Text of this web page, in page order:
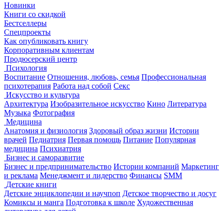
Новинки
Книги со скидкой
Бестселлеры
Спецпроекты
Как опубликовать книгу
Корпоративным клиентам
Продюсерский центр
Психология
Воспитание Отношения, любовь, семья Профессиональная
психотерапия Работа над собой Секс
Искусство и культура
Архитектура Изобразительное искусство Кино Литература
Музыка Фотография
Медицина
Анатомия и физиология Здоровый образ жизни Истории
врачей Педиатрия Первая помощь Питание Популярная
медицина Психиатрия
Бизнес и саморазвитие
Бизнес и предпринимательство Истории компаний Маркетинг
и реклама Менеджмент и лидерство Финансы SMM
Детские книги
Детские энциклопедии и научпоп Детское творчество и досуг
Комиксы и манга Подготовка к школе Художественная